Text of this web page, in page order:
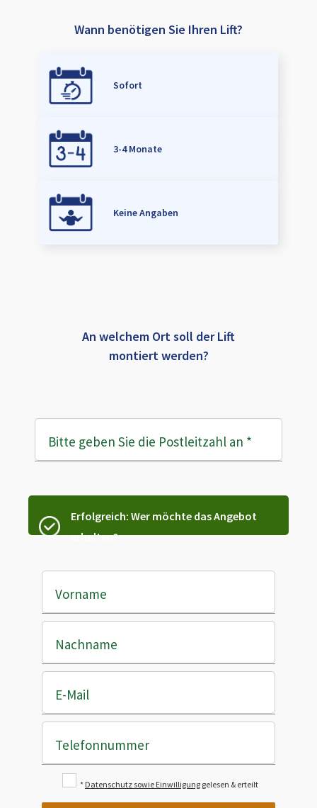
Wann benötigen Sie Ihren Lift?
Sofort
3-4 Monate
Keine Angaben
An welchem Ort soll der Lift
montiert werden?
Bitte geben Sie die Postleitzahl an *
Erfolgreich: Wer möchte das Angebot
erhalten?
Vorname
Nachname
E-Mail
Telefonnummer
* Datenschutz sowie Einwilligung gelesen & erteilt